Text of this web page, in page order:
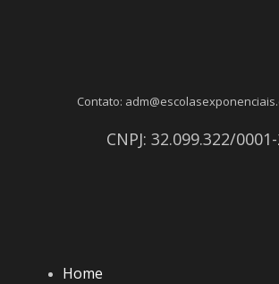
Contato:
CNPJ: 32.099.322/
Home